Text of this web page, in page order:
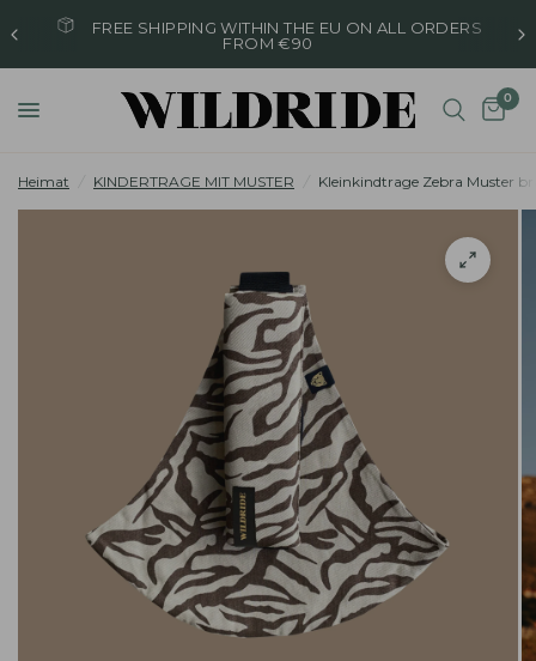
FREE SHIPPING WITHIN THE EU ON ALL ORDERS
FROM €90
0
Heimat KINDERTRAGE MIT MUSTER Kleinkindtrage Zebra Muster